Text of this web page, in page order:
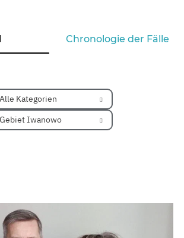
Chronologie der Fälle
Alle Kategorien
Gebiet Iwanowo